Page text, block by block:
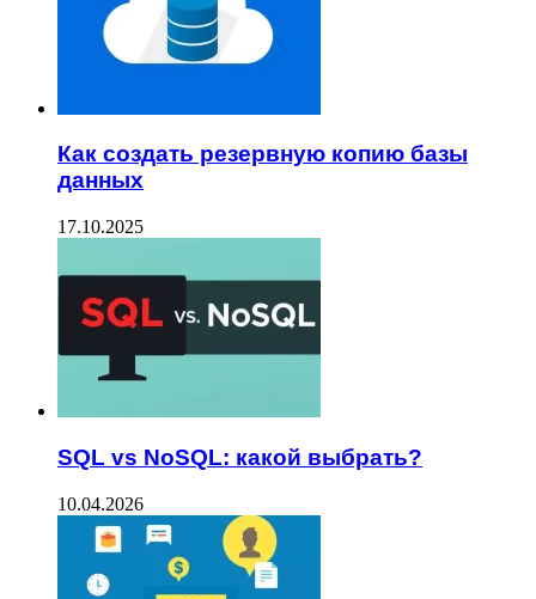
Как создать резервную копию базы
данных
17.10.2025
SQL vs NoSQL: какой выбрать?
10.04.2026